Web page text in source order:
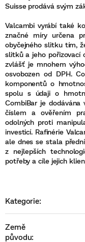
Suisse prodává svým
Valcambi vyrábí také
značné míry určena
obyčejného slitku tím,
slitků a jeho pořizovací
zvlášť je mnohem
osvobozen od DPH.
komponentů o
spolu s údaji o
CombiBar je
číslem a ověřením
odolných proti
investicí. Rafinérie
ale dnes se stala
z nejlepších
potřeby a cíle jejich
Kategorie:
Země
původu: